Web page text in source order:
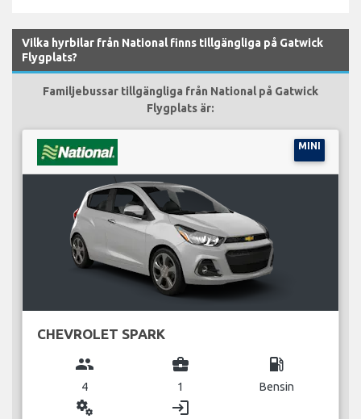
Vilka hyrbilar från National finns tillgängliga på Gatwick
Flygplats?
Familjebussar tillgängliga från National på Gatwick
Flygplats är:
MINI
CHEVROLET SPARK
group
4
business_center
1
local_gas_station
Bensin
miscellaneous_services login